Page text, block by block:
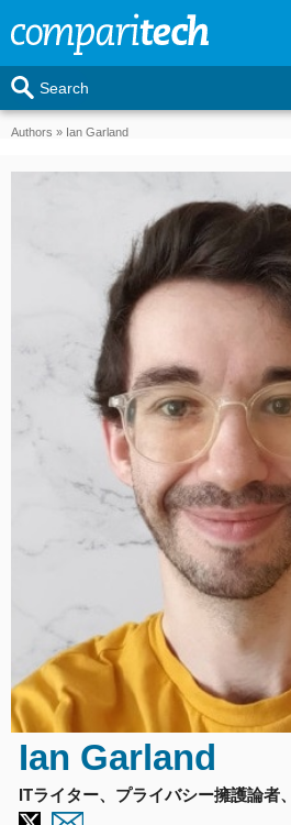
Search
Authors Ian Garland
Ian Garland
ITライター、プライバシー擁護論者